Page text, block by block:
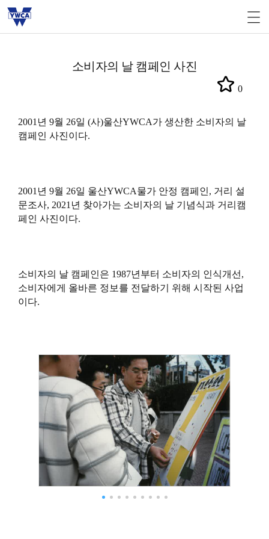
소비자의 날 캠페인 사진
0
2001년 9월 26일 (사)울산YWCA가 생산한 소비자의 날
캠페인 사진이다.
2001년 9월 26일 울산YWCA물가 안정 캠페인, 거리 설
문조사, 2021년 찾아가는 소비자의 날 기념식과 거리캠
페인 사진이다.
소비자의 날 캠페인은 1987년부터 소비자의 인식개선,
소비자에게 올바른 정보를 전달하기 위해 시작된 사업
이다.